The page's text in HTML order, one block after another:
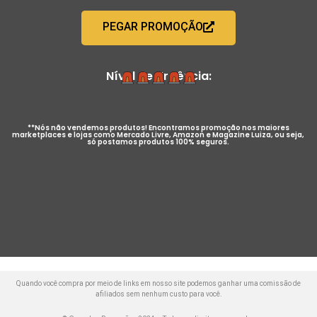
PEGAR PROMOÇÃO
Nível de Urgência:
**Nós não vendemos produtos! Encontramos promoção nos maiores
marketplaces e lojas como Mercado Livre, Amazon e Magazine Luiza, ou seja,
só postamos produtos 100% seguros.
Quando você compra por meio de links em nosso site podemos ganhar uma comissão de
afiliados sem nenhum custo para você.